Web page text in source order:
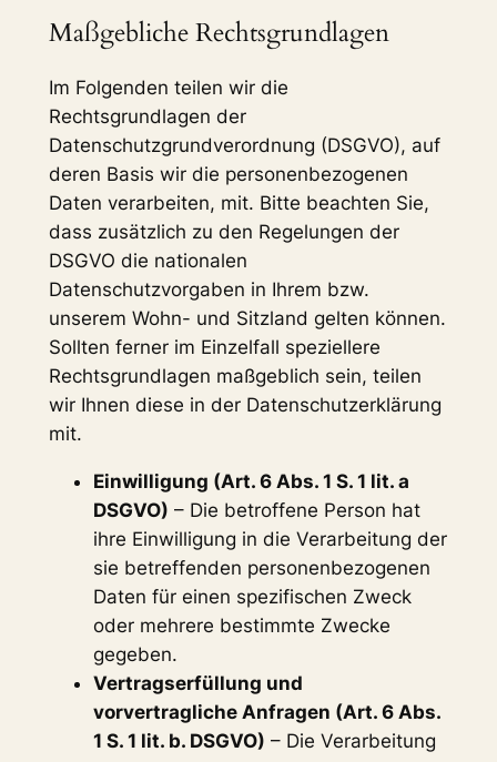
Maßgebliche Rechtsgrundlagen
Im Folgenden teilen wir die
Rechtsgrundlagen der
Datenschutzgrundverordnung (DSGVO), auf
deren Basis wir die personenbezogenen
Daten verarbeiten, mit. Bitte beachten Sie,
dass zusätzlich zu den Regelungen der
DSGVO die nationalen
Datenschutzvorgaben in Ihrem bzw.
unserem Wohn- und Sitzland gelten können.
Sollten ferner im Einzelfall speziellere
Rechtsgrundlagen maßgeblich sein, teilen
wir Ihnen diese in der Datenschutzerklärung
mit.
Einwilligung (Art. 6 Abs. 1 S. 1 lit. a
DSGVO) – Die betroffene Person hat
ihre Einwilligung in die Verarbeitung der
sie betreffenden personenbezogenen
Daten für einen spezifischen Zweck
oder mehrere bestimmte Zwecke
gegeben.
Vertragserfüllung und
vorvertragliche Anfragen (Art. 6 Abs.
1 S. 1 lit. b. DSGVO) – Die Verarbeitung